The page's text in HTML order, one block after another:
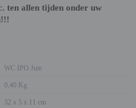
ten allen tijden onder uw
WC IPO Jute
0,40 Kg
32 x 5 x 11 cm